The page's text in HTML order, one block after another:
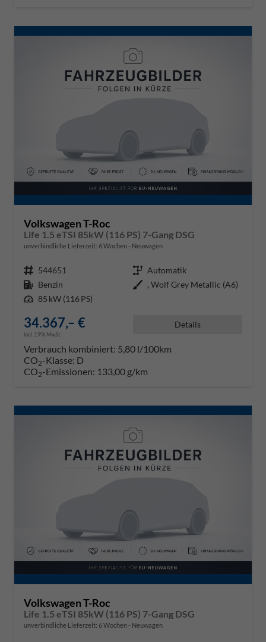
Volkswagen T-Roc
Life 1.5 eTSI 85kW (116 PS) 7-Gang DSG
unverbindliche Lieferzeit: 6 Wochen Neuwagen
Fahrzeugnr. 544651 Getriebe Automatik
Kraftstoff Benzin Außenfarbe , Wolf Grey Metallic (A6)
Leistung 85 kW (116 PS)
34.367,– €
incl. 19% MwSt.
Details
Verbrauch kombiniert: 5,80 l/100km
CO2-Klasse: D
CO2-Emissionen: 133,00 g/km
Volkswagen T-Roc
Life 1.5 eTSI 85kW (116 PS) 7-Gang DSG
unverbindliche Lieferzeit: 6 Wochen Neuwagen